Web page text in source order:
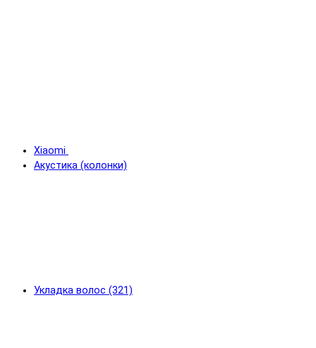
Xiaomi
Акустика (колонки)
Укладка волос (321)